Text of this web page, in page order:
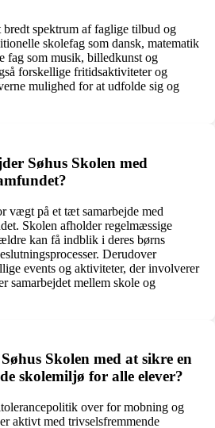
spektrum af faglige tilbud og
skolefag som dansk, matematik
fag som musik, billedkunst og
forskellige fritidsaktiviteter og
mulighed for at udfolde sig og
Søhus Skolen med
vægt på et tæt samarbejde med
Skolen afholder regelmæssige
kan få indblik i deres børns
Derudover
events og aktiviteter, der involverer
samarbejdet mellem skole og
Skolen med at sikre en
skolemiljø for alle elever?
over for mobning og
aktivt med trivselsfremmende